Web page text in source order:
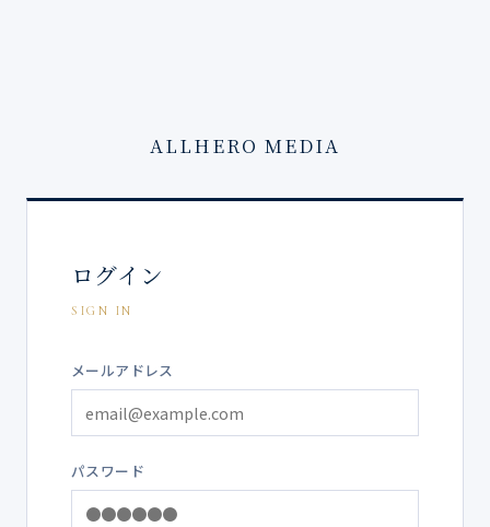
ALLHERO MEDIA
ログイン
SIGN IN
メールアドレス
パスワード